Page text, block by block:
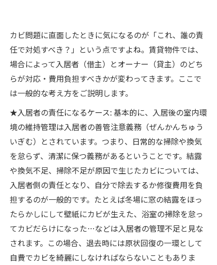
カビ問題に直面したときに気になるのが「これ、誰の責
任で対処すべき？」という点ですよね。賃貸物件では、
場合によって入居者（借主）とオーナー（貸主）のどち
らが対応・費用負担すべきかが変わってきます。ここで
は一般的な考え方をご説明します。
★入居者の責任になるケース: 基本的に、入居後の室内環
境の維持管理は入居者の善管注意義務（ぜんかんちゅう
いぎむ）とされています。つまり、日常的な掃除や換気
を怠らず、清潔に保つ義務があるということです。結露
や換気不足、掃除不足が原因で生じたカビについては、
入居者側の責任となり、自分で除去するか修復費用を負
担するのが一般的です。たとえば冬場に窓の結露をほっ
たらかしにして壁紙にカビが生えた、浴室の掃除を怠っ
てカビだらけになった…などは入居者の管理不足と見な
されます。この場合、退去時には原状回復の一環として
自費でカビを綺麗にしなければならないこともありま